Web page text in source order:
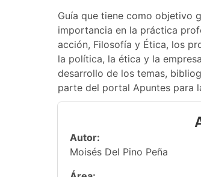
Guía que tiene como objetivo
importancia en la práctica
acción, Filosofía y Ética, los
la política, la ética y la
desarrollo de los temas,
parte del portal Apuntes para
Autor:
Moisés Del Pino Peña